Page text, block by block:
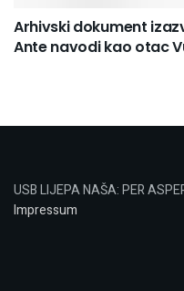
Arhivski dokument
Ante navodi kao otac
USB LIJEPA NAŠA: PER
Impressum